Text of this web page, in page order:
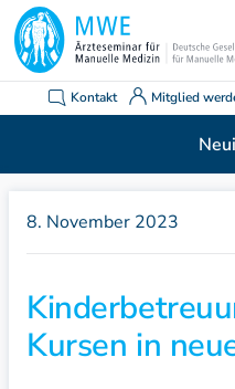
Kontakt Mitglied
8. November 2023
Kursen in